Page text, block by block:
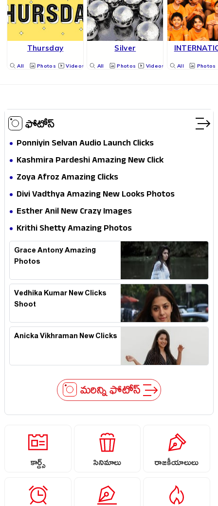
Thursday
All Photos Videos
Silver
All Photos Videos All Photos
ఫోటోస్
Ponniyin Selvan Audio Launch Clicks
Kashmira Pardeshi Amazing New Click
Zoya Afroz Amazing Clicks
Divi Vadthya Amazing New Looks Photos
Esther Anil New Crazy Images
Krithi Shetty Amazing Photos
Grace Antony Amazing
Photos
Vedhika Kumar New Clicks
Shoot
Anicka Vikhraman New Clicks
మరిన్ని ఫోటోస్
కార్డ్స్ సినిమాలు రాజకీయాలులు